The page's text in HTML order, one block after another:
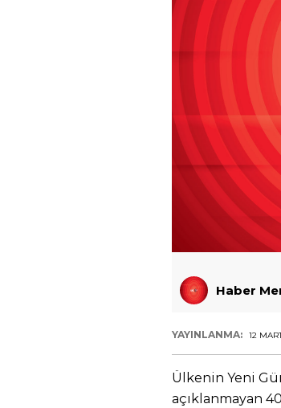
Haber
YAYINLANMA: 12
Ülkenin Yeni
açıklanmayan